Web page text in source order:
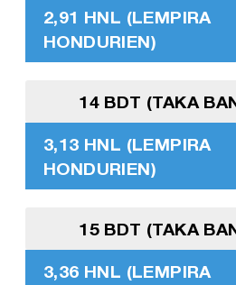
2,91 HNL (LEMPIRA
HONDURIEN)
14 BDT (TAKA
3,13 HNL (LEMPIRA
HONDURIEN)
15 BDT (TAKA
3,36 HNL (LEMPIRA